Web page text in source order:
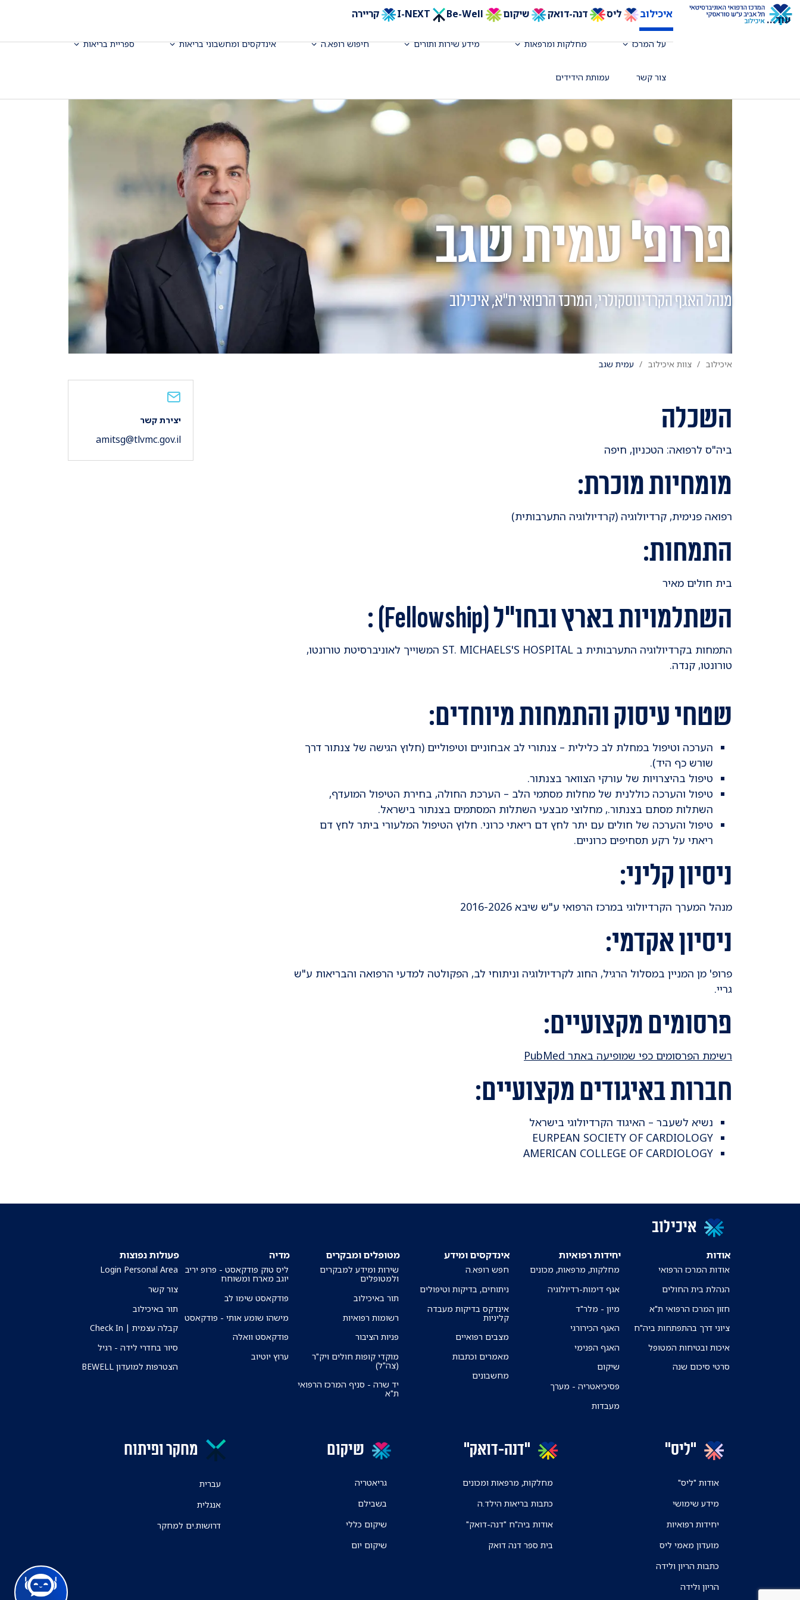
איכילוב ליס דנה-דואק שיקום Be-Well קריירה
על המרכז מחלקות ומרפאות מידע שירות ותורים חיפוש רופא.ה אינדקסים ומחשבוני בריאות ספריית בריאות
צור קשר עמותת הידידים
עוד...
פרופ' עמית שגב
מנהל האגף הקרדיווסקולרי, המרכז הרפואי ת"א, איכילוב
איכילוב צוות איכילוב עמית שגב
השכלה
ביה"ס לרפואה: הטכניון, חיפה
מומחיות מוכרת:
רפואה פנימית, קרדיולוגיה (קרדיולוגיה התערבותית)
התמחות:
בית חולים מאיר
השתלמויות בארץ ובחו"ל (Fellowship) :
התמחות בקרדיולוגיה התערבותית ב ST. MICHAELS'S HOSPITAL המשוייך לאוניברסיטת טורונטו,
טורונטו, קנדה.
שטחי עיסוק והתמחות מיוחדים:
הערכה וטיפול במחלת לב כלילית – צנתורי לב אבחוניים וטיפוליים (חלוץ הגישה של צנתור דרך
שורש כף היד).
טיפול בהיצרויות של עורקי הצוואר בצנתור.
טיפול והערכה כוללנית של מחלות מסתמי הלב – הערכת החולה, בחירת הטיפול המועדף,
השתלות מסתם בצנתור., מחלוצי מבצעי השתלות המסתמים בצנתור בישראל.
טיפול והערכה של חולים עם יתר לחץ דם ריאתי כרוני. חלוץ הטיפול המלעורי ביתר לחץ דם
ריאתי על רקע תסחיפים כרוניים.
ניסיון קליני:
מנהל המערך הקרדיולוגי במרכז הרפואי ע"ש שיבא 2016-2026
ניסיון אקדמי:
פרופ' מן המניין במסלול הרגיל, החוג לקרדיולוגיה וניתוחי לב, הפקולטה למדעי הרפואה והבריאות ע"ש
גריי.
פרסומים מקצועיים:
רשימת הפרסומים כפי שמופיעה באתר PubMed
חברות באיגודים מקצועיים:
נשיא לשעבר – האיגוד הקרדיולוגי בישראל
EURPEAN SOCIETY OF CARDIOLOGY
AMERICAN COLLEGE OF CARDIOLOGY
יצירת קשר
amitsg@tlvmc.gov.il
איכילוב
אודות
אודות המרכז הרפואי
הנהלת בית החולים
חזון המרכז הרפואי ת"א
ציוני דרך בהתפתחות ביה"ח
איכות ובטיחות המטופל
סרטי סיכום שנה
יחידות רפואיות
מחלקות, מרפאות, מכונים
אגף דימות-רדיולוגיה
מיון - מלר"ד
האגף הכירורגי
האגף הפנימי
שיקום
פסיכיאטריה - מערך
מעבדות
אינדקסים ומידע
חפש רופא.ה
ניתוחים, בדיקות וטיפולים
אינדקס בדיקות מעבדה
קליניות
מצבים רפואיים
מאמרים וכתבות
מחשבונים
מטופלים ומבקרים
שירות ומידע למבקרים
ולמטופלים
תור באיכילוב
רשומות רפואיות
פניות הציבור
מוקדי קופות חולים ויק"ר
(צה"ל)
יד שרה - סניף המרכז הרפואי
ת"א
מדיה
ליס טוק פודקאסט - פרופ יריב
יוגב מארח ומשוחח
פודקאסט שימו לב
מישהו שומע אותי - פודקאסט
פודקאסט וואלה
ערוץ יוטיוב
פעולות נפוצות
Login Personal Area
צור קשר
תור באיכילוב
קבלה עצמית | Check In
סיור בחדרי לידה - רגיל
הצטרפות למועדון BEWELL
"ליס"
אודות "ליס"
מידע שימושי
יחידות רפואיות
מועדון מאמי ליס
כתבות הריון ולידה
הריון ולידה
"דנה-דואק"
מחלקות, מרפאות ומכונים
כתבות בריאות הילד.ה
אודות ביה"ח "דנה-דואק"
בית ספר דנה דואק
שיקום
גריאטריה
בשבילם
שיקום כללי
שיקום יום
מחקר ופיתוח
עברית
אנגלית
דרושות.ים למחקר